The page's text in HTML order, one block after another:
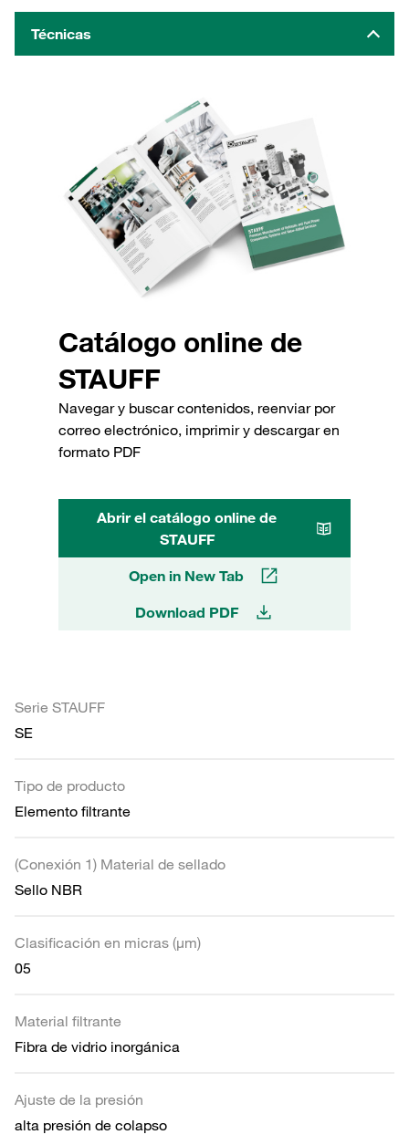
Técnicas
Catálogo online de
STAUFF
Navegar y buscar contenidos, reenviar por
correo electrónico, imprimir y descargar en
formato PDF
Abrir el catálogo online de
STAUFF
Open in New Tab
Download PDF
Serie STAUFF
SE
Tipo de producto
Elemento filtrante
(Conexión 1) Material de sellado
Sello NBR
Clasificación en micras (µm)
05
Material filtrante
Fibra de vidrio inorgánica
Ajuste de la presión
alta presión de colapso